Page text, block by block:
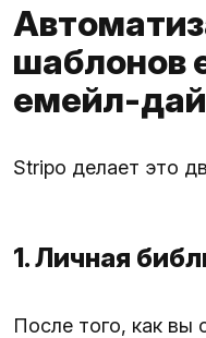
шаблонов
емейл-
Stripo делает это
1. Личная
После того, как вы